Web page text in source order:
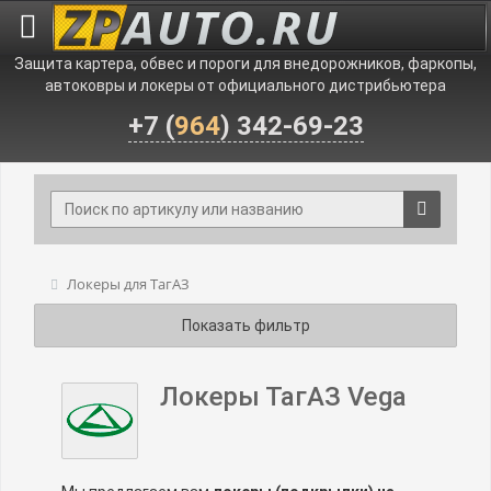
Защита картера, обвес и пороги для внедорожников, фаркопы,
автоковры и локеры от официального дистрибьютера
+7 (964) 342-69-23
Локеры для ТагАЗ
Показать фильтр
Локеры ТагАЗ Vega